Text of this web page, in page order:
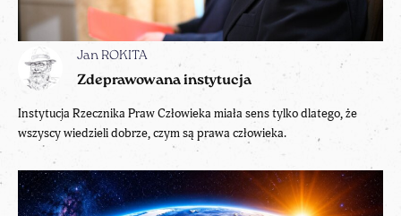
Jan ROKITA
Zdeprawowana instytucja
Instytucja Rzecznika Praw Człowieka miała sens tylko dlatego, że
wszyscy wiedzieli dobrze, czym są prawa człowieka.